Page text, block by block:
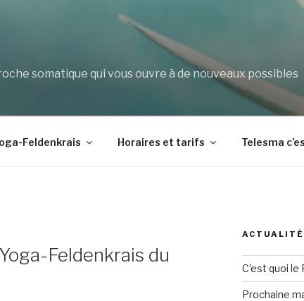
somatique qui vous ouvre à de nouveaux possibles
Feldenkrais Horaires et tarifs Telesma
Feldenkrais du
C’est quoi le
Prochaine